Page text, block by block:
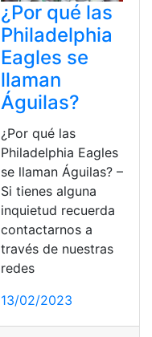
¿Por qué las
Philadelphia
Eagles se
llaman
Águilas?
¿Por qué las
Philadelphia Eagles
se llaman Águilas? –
Si tienes alguna
inquietud recuerda
contactarnos a
través de nuestras
redes
13/02/2023